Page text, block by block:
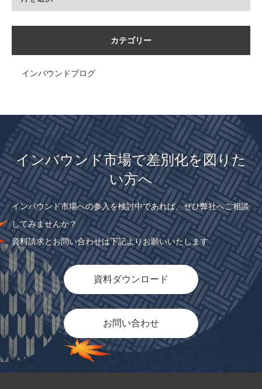
カテゴリー
インバウンドブログ
インバウンド市場で差別化を図りた
い方へ
インバウンド市場への参入を検討中であれば、ぜひ弊社へご相談
してみませんか？
資料請求とお問い合わせは下記よりお願いいたします
資料ダウンロード
お問い合わせ